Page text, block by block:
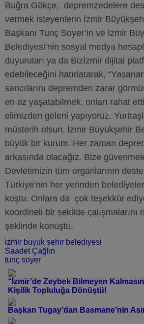
Buğra Gökçe, depremzedelere
vermek isteyenlerin İzmir
Başkanı Tunç Soyer’in ve İzmir
Belediyesi’nin sosyal medya
duyuruları ya da Bizİzmir dijital
edebileceğini hatırlatarak,
sancılarını depremden zarar
en az yaşatabilmek, onları rahat
elimizden geleni yapıyoruz.
müsterih olsun. İzmir Büyükşehir
büyük bir kurum. Her zaman
arkasında olacağız. Bize
Devletimizin tüm organlarının
Türkiye’nin her yerinden
koştu. Onlara da çok teşekkür
koordineli bir şekilde çalışmalarını
şeklinde konuştu.
izmir buyuk sehır beledıyesi
Saadet Çağlın
tunç soyer
“İzmir’de Zeybek Bilmeyen
Kişilik Topluluğa Dönüştü!
Başkan Tugay’dan Basmane’nin